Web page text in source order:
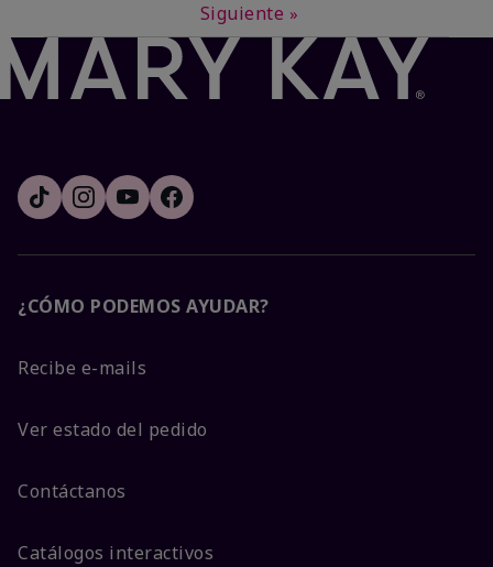
Siguiente »
¿CÓMO PODEMOS AYUDAR?
Recibe e-mails
Ver estado del pedido
Contáctanos
Catálogos interactivos